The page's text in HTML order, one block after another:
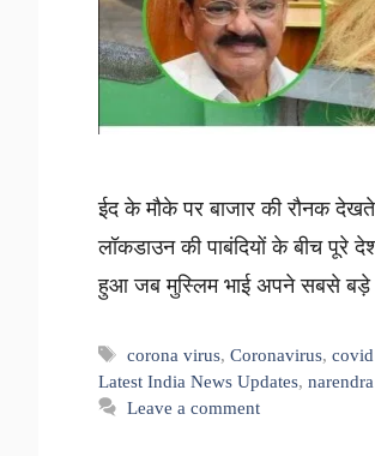
ईद के मौके पर बाजार की रौनक
लॉकडाउन की पाबंदियों के बीच पूरे
हुआ जब मुस्लिम भाई अपने सबसे
Tags
corona virus,Coronavirus,
Latest India News Updates,
Leave a comment